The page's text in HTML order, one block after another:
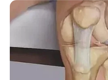
8 Kata Lucu Seputar
Minggu ala Jomblo
Ngenes